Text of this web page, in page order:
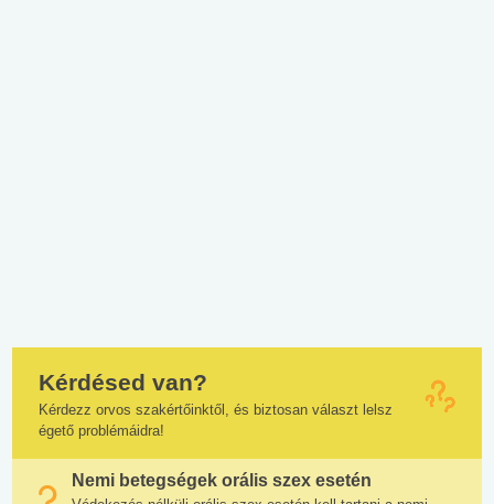
Kérdésed van?
Kérdezz orvos szakértőinktől, és biztosan választ lelsz
égető problémáidra!
Nemi betegségek orális szex esetén